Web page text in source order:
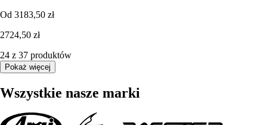
Od 3183,50 zł
2724,50 zł
24 z 37 produktów
Pokaż więcej
Wszystkie nasze marki